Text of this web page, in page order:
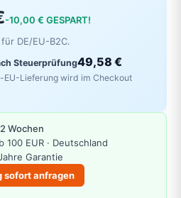
-10,00 € GESPART!
DE/EU-B2C.
Steuerprüfung49,58 €
EU-Lieferung wird im Checkout
Wochen
100 EUR · Deutschland
Garantie
sofort anfragen